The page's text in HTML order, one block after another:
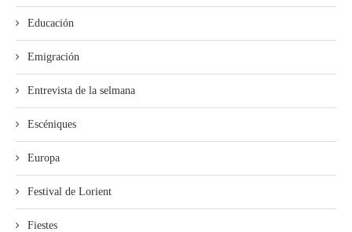
Educación
Emigración
Entrevista de la selmana
Escéniques
Europa
Festival de Lorient
Fiestes